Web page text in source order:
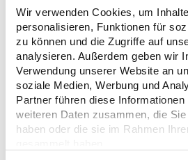
Wir verwenden Cookies, um
personalisieren, Funktionen für
zu können und die Zugriffe auf
analysieren. Außerdem geben wir
Verwendung unserer Website an
soziale Medien, Werbung und
Partner führen diese
weiteren Daten zusammen, die
haben oder die sie im Rahmen
Fassaden- &
Absperrgitterplanen &
Event- und
Messebanner & Indoor-
Ob 1 × 3 m, 1,5 × 5,5 m oder
individuelles Sondermaß –
bereits ab Auflage 1.